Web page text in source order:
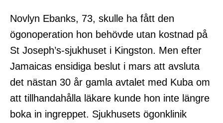
Novlyn Ebanks, 73, skulle ha fått den
ögonoperation hon behövde utan kostnad på
St Joseph’s-sjukhuset i Kingston. Men efter
Jamaicas ensidiga beslut i mars att avsluta
det nästan 30 år gamla avtalet med Kuba om
att tillhandahålla läkare kunde hon inte längre
boka in ingreppet. Sjukhusets ögonklinik